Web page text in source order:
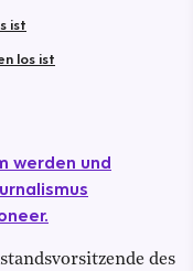
ist
los ist
werden und
des